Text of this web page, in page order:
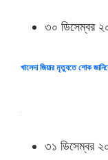
৩০ ডিসেম্বর
খালেদা জিয়ার মৃত্যুতে শোক
৩১ ডিসেম্বর